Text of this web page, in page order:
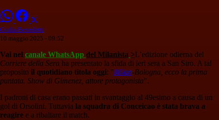
Giulia Benedetti
10 maggio 2025 - 09:52
Vai nel canale WhatsApp del Milanista >L’edizione odierna del
Corriere della Sera ha presentato la sfida di ieri sera a San Siro. A tal
proposito il quotidiano titola oggi: "Milan-Bologna, ecco la prima
puntata. Show di Gimenez, attore protagonista".
I padroni di casa erano passati in svantaggio al 49esimo a causa di un
gol di Orsolini. Tuttavia la squadra di Conceicao è stata brava a
reagire e a ribaltare il match.